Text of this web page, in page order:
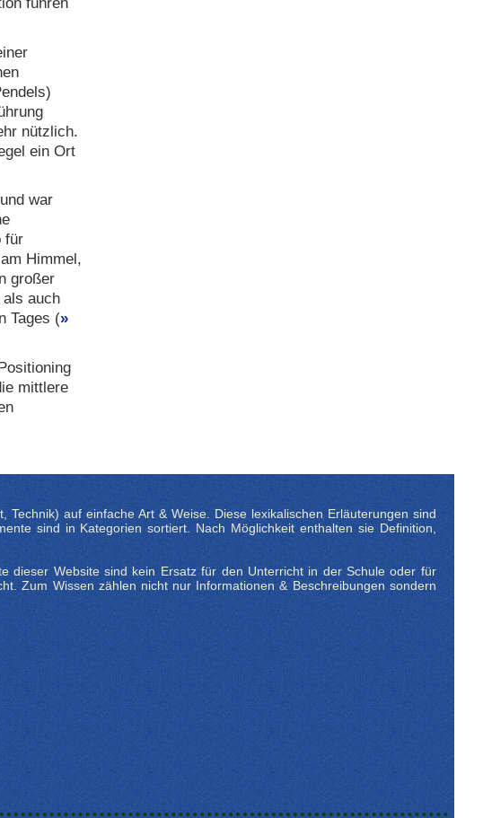
nützlich.
ein Ort
war
für
Himmel,
großer
auch
Tages (
mittlere
auf einfache Art & Weise. Diese lexikalischen Erläuterungen sind
sind in Kategorien sortiert. Nach Möglichkeit enthalten sie Definition,
dieser Website sind kein Ersatz für den Unterricht in der Schule oder für
Zum Wissen zählen nicht nur Informationen & Beschreibungen sondern